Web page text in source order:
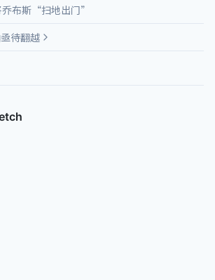
布斯“扫地出门”
待翻越